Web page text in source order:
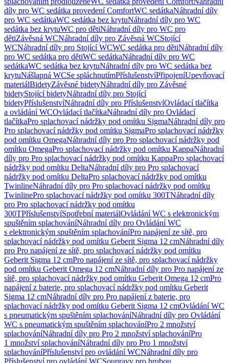
díly pro WC sedátka provedení ComfortWC sedátkaNáhradní díly
pro WC sedátkaWC sedátka bez krytuNáhradní díly pro WC
sedátka bez krytuWC pro dětiNáhradní díly pro WC pro
dětiZávěsná WCNáhradní díly pro Závěsná WCStojící
WCNáhradní díly pro Stojící WCWC sedátka pro dětiNáhradní díly
pro WC sedátka pro dětiWC sedátkaNáhradní díly pro WC
sedátkaWC sedátka bez krytuNáhradní díly pro WC sedátka bez
krytuNášlapná WCSe spláchnutímPříslušenstvíPřipojeníUpevňovací
materiálBidetyZávěsné bidetyNáhradní díly pro Závěsné
bidetyStojící bidetyNáhradní díly pro Stojící
bidetyPříslušenstvíNáhradní díly pro PříslušenstvíOvládací tlačítka
a ovládání WCOvládací tlačítkaNáhradní díly pro Ovládací
tlačítkaPro splachovací nádržky pod omítku SigmaNáhradní díly pro
Pro splachovací nádržky pod omítku SigmaPro splachovací nádržky
pod omítku OmegaNáhradní díly pro Pro splachovací nádržky pod
omítku OmegaPro splachovací nádržky pod omítku KappaNáhradní
díly pro Pro splachovací nádržky pod omítku KappaPro splachovací
nádržky pod omítku DeltaNáhradní díly pro Pro splachovací
nádržky pod omítku DeltaPro splachovací nádržky pod omítku
TwinlineNáhradní díly pro Pro splachovací nádržky pod omítku
TwinlinePro splachovací nádržky pod omítku 300TNáhradní díly
pro Pro splachovací nádržky pod omítku
300TPříslušenstvíSpotřební materiálOvládání WC s elektronickým
spuštěním splachováníNáhradní díly pro Ovládání WC
s elektronickým spuštěním splachováníPro napájení ze sítě, pro
splachovací nádržky pod omítku Geberit Sigma 12 cmNáhradní díly
pro Pro napájení ze sítě, pro splachovací nádržky pod omítku
Geberit Sigma 12 cmPro napájení ze sítě, pro splachovací nádržky
pod omítku Geberit Omega 12 cmNáhradní díly pro Pro napájení ze
sítě, pro splachovací nádržky pod omítku Geberit Omega 12 cmPro
napájení z baterie, pro splachovací nádržky pod omítku Geberit
Sigma 12 cmNáhradní díly pro Pro napájení z baterie, pro
splachovací nádržky pod omítku Geberit Sigma 12 cmOvládání WC
s pneumatickým spuštěním splachováníNáhradní díly pro Ovládání
WC s pneumatickým spuštěním splachováníPro 2 množství
splachováníNáhradní díly pro Pro 2 množství splachováníPro
1 množství splachováníNáhradní díly pro Pro 1 množství
splachováníPříslušenství pro ovládání WCNáhradní díly pro
Příslušenství pro ovládání WCSoupravy pro hrubou